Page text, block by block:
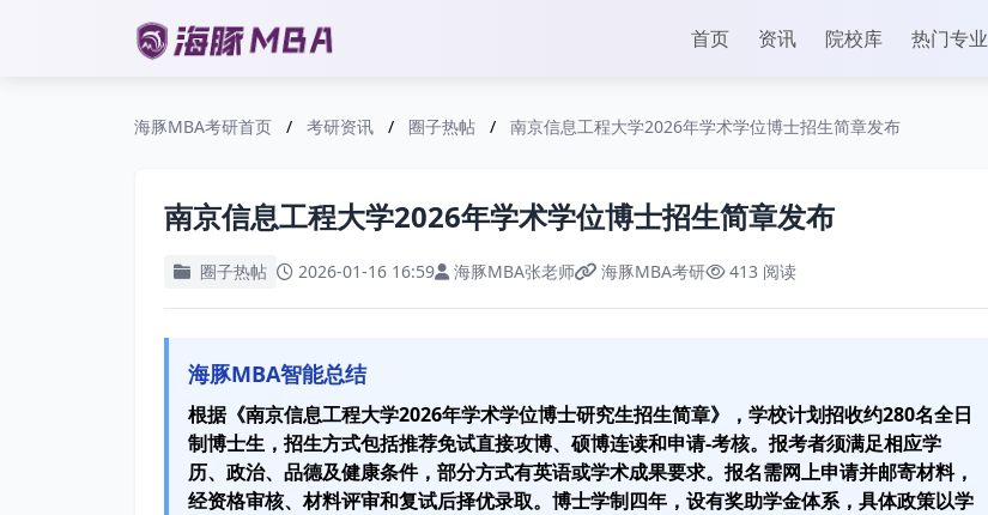
首页 资讯 院校库 热门专业
海豚MBA考研首页 / 考研资讯 / 圈子热帖 / 南京信息工程大学2026年学术学位博士招生简章发布
南京信息工程大学2026年学术学位博士招生简章发布
圈子热帖 2026-01-16 16:59 海豚MBA张老师 海豚MBA考研 413 阅读
海豚MBA智能总结
根据《南京信息工程大学2026年学术学位博士研究生招生简章》，学校计划招收约280名全日
制博士生，招生方式包括推荐免试直接攻博、硕博连读和申请-考核。报考者须满足相应学
历、政治、品德及健康条件，部分方式有英语或学术成果要求。报名需网上申请并邮寄材料，
经资格审核、材料评审和复试后择优录取。博士学制四年，设有奖助学金体系，具体政策以学